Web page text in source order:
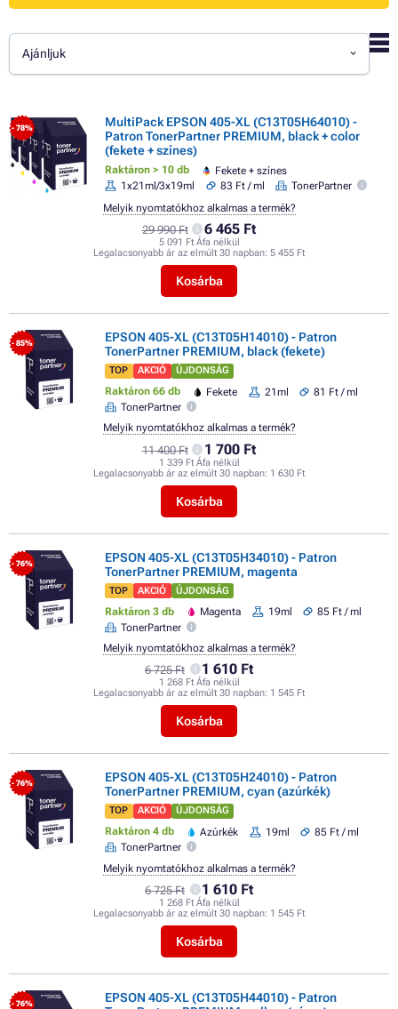
Ajánljuk
- 78%
MultiPack EPSON 405-XL (C13T05H64010) -
Patron TonerPartner PREMIUM, black + color
(fekete + színes)
Raktáron > 10 db
Fekete + színes
1x21ml/3x19ml
83 Ft / ml TonerPartner
29 990 Ft 6 465 Ft
5 091 Ft Áfa nélkül
Legalacsonyabb ár az elmúlt 30 napban: 5 455 Ft
Kosárba
Melyik nyomtatókhoz alkalmas a termék?
- 85%
EPSON 405-XL (C13T05H14010) - Patron
TonerPartner PREMIUM, black (fekete)
TOP AKCIÓ ÚJDONSÁG
Raktáron 66 db Fekete 21ml
81 Ft / ml
TonerPartner
11 400 Ft 1 700 Ft
1 339 Ft Áfa nélkül
Legalacsonyabb ár az elmúlt 30 napban: 1 630 Ft
Kosárba
Melyik nyomtatókhoz alkalmas a termék?
- 76%
EPSON 405-XL (C13T05H34010) - Patron
TonerPartner PREMIUM, magenta
TOP AKCIÓ ÚJDONSÁG
Raktáron 3 db Magenta 19ml
85 Ft / ml
TonerPartner
6 725 Ft 1 610 Ft
1 268 Ft Áfa nélkül
Legalacsonyabb ár az elmúlt 30 napban: 1 545 Ft
Kosárba
Melyik nyomtatókhoz alkalmas a termék?
- 76%
EPSON 405-XL (C13T05H24010) - Patron
TonerPartner PREMIUM, cyan (azúrkék)
TOP AKCIÓ ÚJDONSÁG
Raktáron 4 db Azúrkék 19ml
85 Ft / ml
TonerPartner
6 725 Ft 1 610 Ft
1 268 Ft Áfa nélkül
Legalacsonyabb ár az elmúlt 30 napban: 1 545 Ft
Kosárba
Melyik nyomtatókhoz alkalmas a termék?
- 76%
EPSON 405-XL (C13T05H44010) - Patron